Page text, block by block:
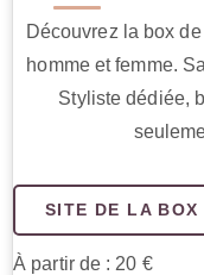
Découvrez la box
homme et femme.
Styliste dédiée,
SITE DE LA BOX
À partir de : 20 €